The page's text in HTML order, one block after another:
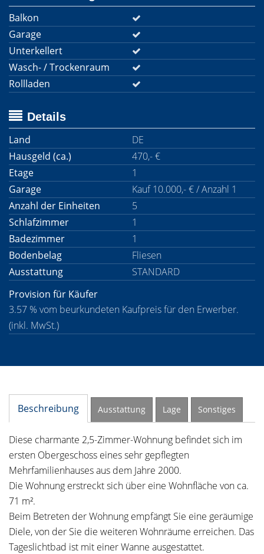
Balkon
Garage
Unterkellert
Wasch- / Trockenraum
Rollladen
Details
Land
DE
Hausgeld (ca.)
470,- €
Etage
1
Garage
Kauf 10.000,- € / Anzahl 1
Anzahl der Einheiten
5
Schlafzimmer
1
Badezimmer
1
Bodenbelag
Fliesen
Ausstattung
STANDARD
Provision für Käufer
3.57 % vom beurkundeten Kaufpreis für den Erwerber.
(inkl. MwSt.)
Beschreibung Ausstattung Lage Sonstiges
Diese charmante 2,5-Zimmer-Wohnung befindet sich im
ersten Obergeschoss eines sehr gepflegten
Mehrfamilienhauses aus dem Jahre 2000.
Die Wohnung erstreckt sich über eine Wohnfläche von ca.
71 m².
Beim Betreten der Wohnung empfängt Sie eine geräumige
Diele, von der Sie die weiteren Wohnräume erreichen. Das
Tageslichtbad ist mit einer Wanne ausgestattet.